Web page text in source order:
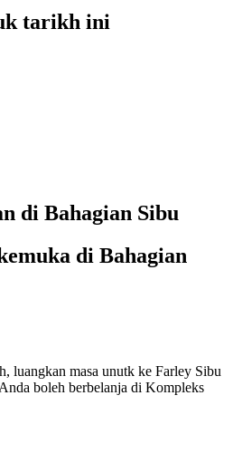
tarikh ini
di Bahagian Sibu
di Bahagian
luangkan masa unutk ke Farley Sibu
boleh berbelanja di Kompleks